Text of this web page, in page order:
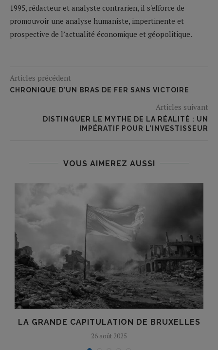
1995, rédacteur et analyste contrarien, il s'efforce de
promouvoir une analyse humaniste, impertinente et
prospective de l’actualité économique et géopolitique.
Articles précédent
CHRONIQUE D’UN BRAS DE FER SANS VICTOIRE
Articles suivant
DISTINGUER LE MYTHE DE LA RÉALITÉ : UN
IMPÉRATIF POUR L’INVESTISSEUR
VOUS AIMEREZ AUSSI
LA GRANDE CAPITULATION DE BRUXELLES
26 août 2025